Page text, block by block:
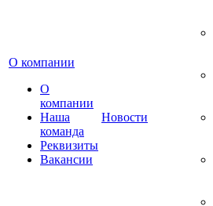
О компании
О
компании
Наша
команда
Реквизиты
Вакансии
Новости